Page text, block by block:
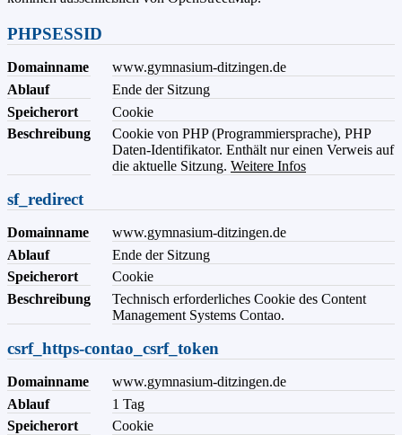
PHPSESSID
Domainname
www.gymnasium-ditzingen.de
Ablauf
Ende der Sitzung
Speicherort
Cookie
Beschreibung
Cookie von PHP (Programmiersprache), PHP
Daten-Identifikator. Enthält nur einen Verweis auf
die aktuelle Sitzung. Weitere Infos
sf_redirect
Domainname
www.gymnasium-ditzingen.de
Ablauf
Ende der Sitzung
Speicherort
Cookie
Beschreibung
Technisch erforderliches Cookie des Content
Management Systems Contao.
csrf_https-contao_csrf_token
Domainname
www.gymnasium-ditzingen.de
Ablauf
1 Tag
Speicherort
Cookie